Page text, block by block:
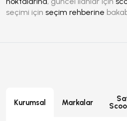
seçimi için seçim rehberine
Kurumsal Markalar